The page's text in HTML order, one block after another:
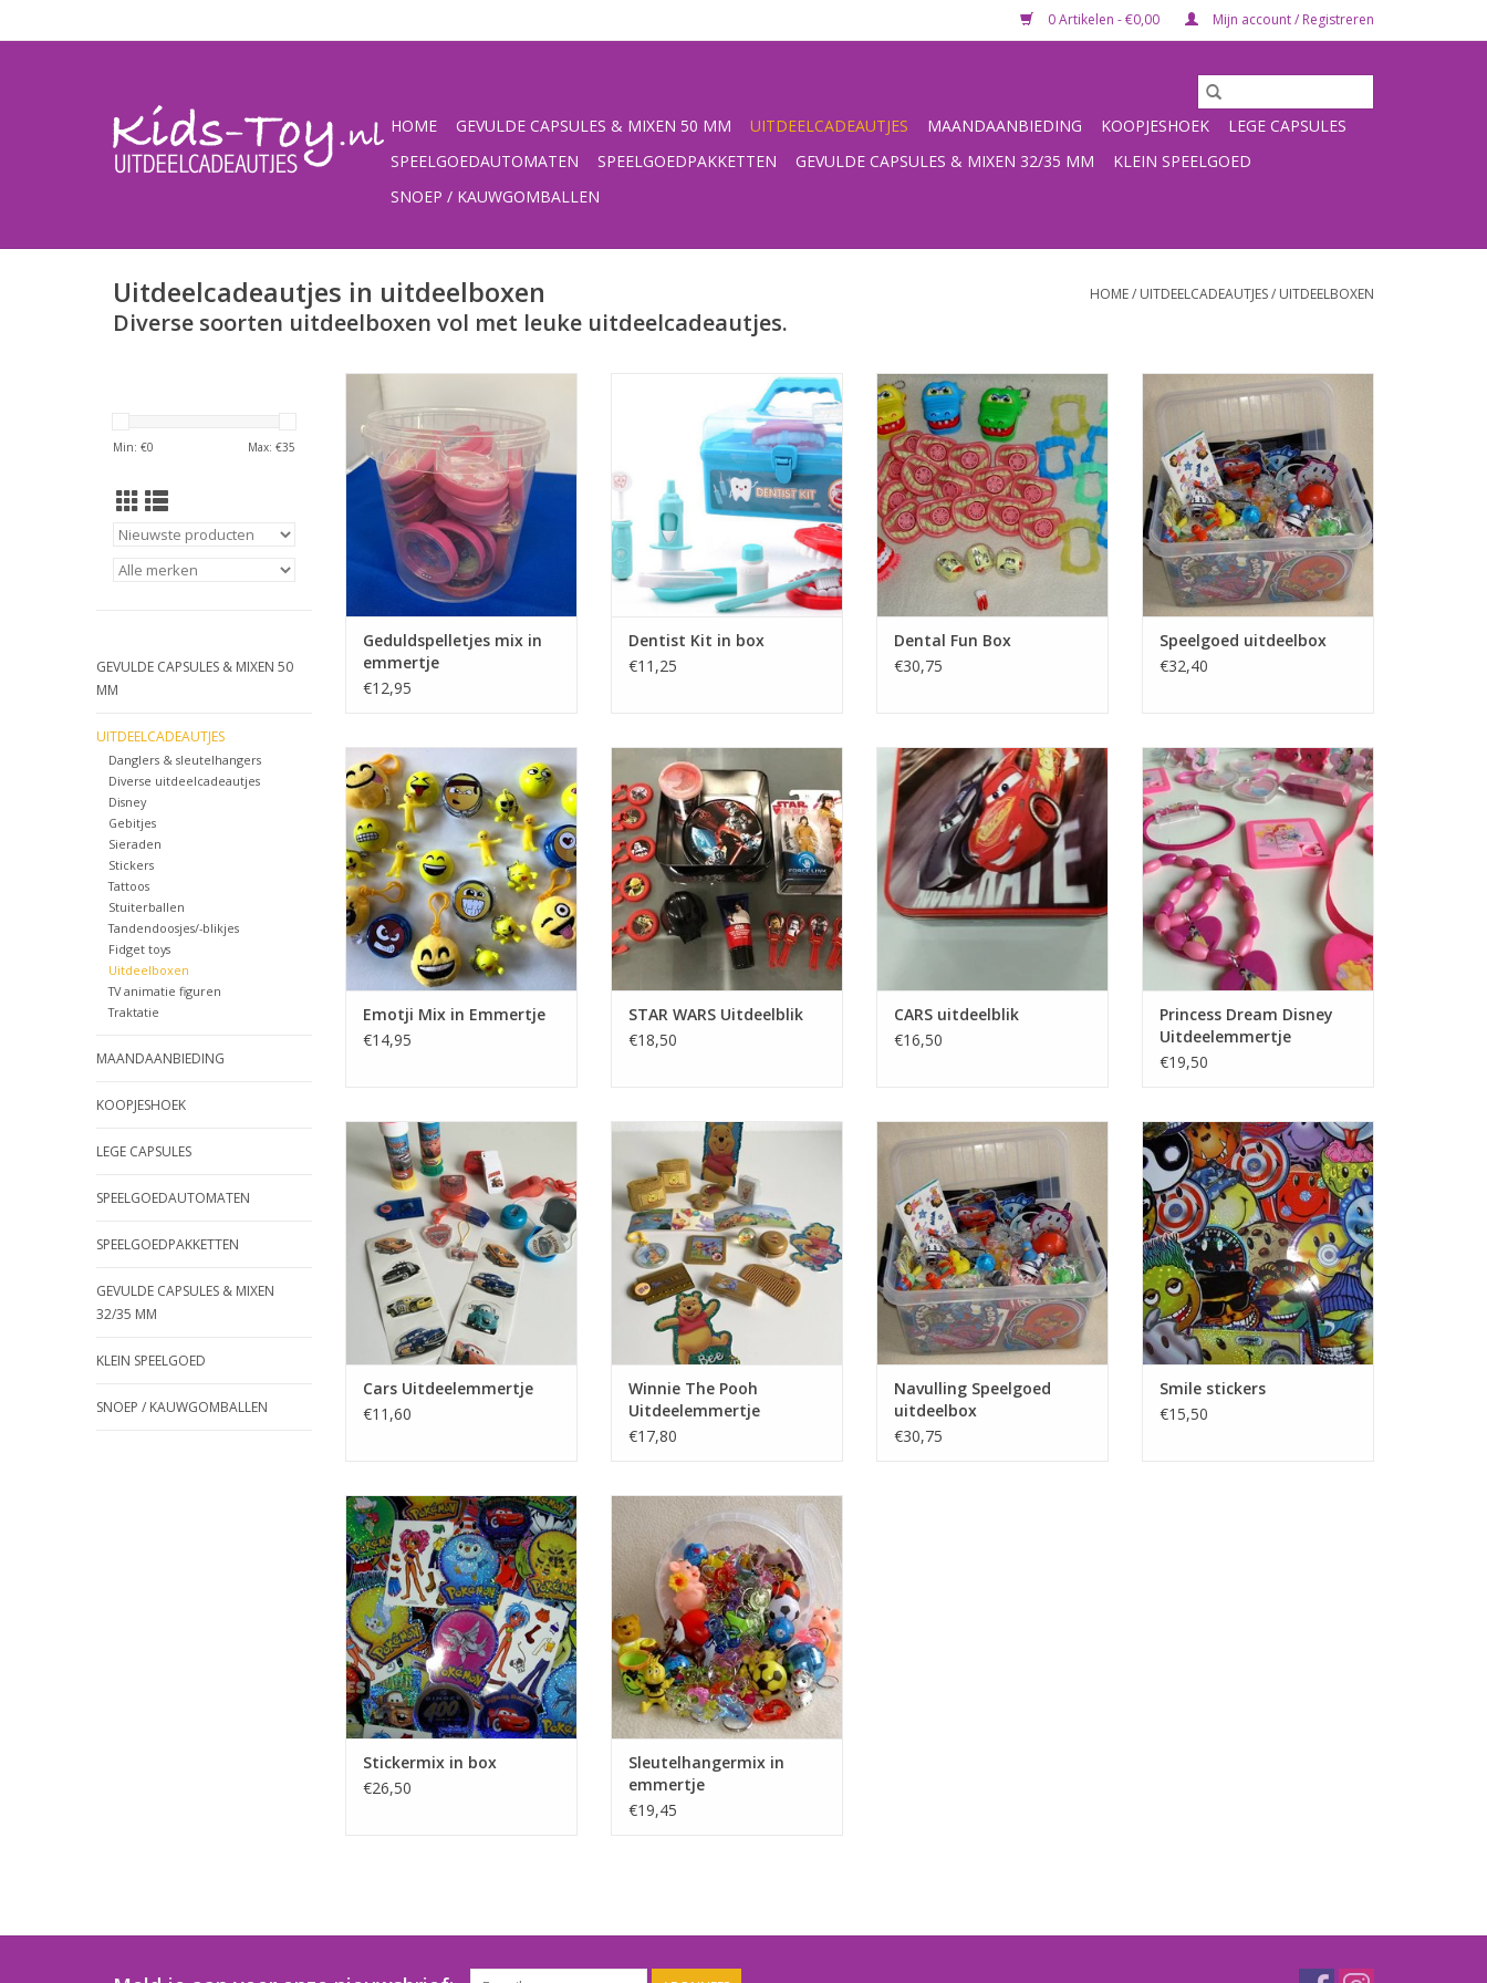
0 Artikelen - €0,00 Mijn account / Registreren
HOME GEVULDE CAPSULES & MIXEN 50 MM UITDEELCADEAUTJES MAANDAANBIEDING KOOPJESHOEK
LEGE CAPSULES
SPEELGOEDAUTOMATEN
SPEELGOEDPAKKETTEN GEVULDE CAPSULES & MIXEN 32/35 MM
KLEIN SPEELGOED
SNOEP / KAUWGOMBALLEN
Uitdeelcadeautjes in uitdeelboxen HOME/ UITDEELCADEAUTJES/ UITDEELBOXEN
Diverse soorten uitdeelboxen vol met leuke uitdeelcadeautjes.
Min: €0 Max: €35
GEVULDE CAPSULES & MIXEN 50
MM
UITDEELCADEAUTJES
Danglers & sleutelhangers
Diverse uitdeelcadeautjes
Disney
Gebitjes
Sieraden
Stickers
Tattoos
Stuiterballen
Tandendoosjes/-blikjes
Fidget toys
Uitdeelboxen
TV animatie figuren
Traktatie
MAANDAANBIEDING
KOOPJESHOEK
LEGE CAPSULES
SPEELGOEDAUTOMATEN
SPEELGOEDPAKKETTEN
GEVULDE CAPSULES & MIXEN
32/35 MM
KLEIN SPEELGOED
SNOEP / KAUWGOMBALLEN
Geduldspelletjes mix in emmertje
TOEVOEGEN AAN WINKELWAGEN
Geduldspelletjes mix in
emmertje
€12,95
voor de kleine tandarts in spe,
een uitgebreide ,,tandarts set,, in
koffer
TOEVOEGEN AAN WINKELWAGEN
Dentist Kit in box
€11,25
Dental Fun Box,
uitdeelcadeautjes speciaal voor
tandartsen
TOEVOEGEN AAN WINKELWAGEN
Dental Fun Box
€30,75
Speelgoed uitdeelbox vol
uitdeelcadeautjes
TOEVOEGEN AAN WINKELWAGEN
Speelgoed uitdeelbox
€32,40
Emotji mix in herbruikbaar
emmertje,30 stuks diverse Emotji
artikelen waaronder, Pluche ,
Jojo,s , Stretch man , Pull back , en
sleutelhangers
TOEVOEGEN AAN WINKELWAGEN
Emotji Mix in Emmertje
€14,95
STAR WARS Uitdeelblik
TOEVOEGEN AAN WINKELWAGEN
STAR WARS Uitdeelblik
€18,50
Mooi CARS blik, gevuld met 20
capsules met daarin kleine CARS
auto's uit de gelijknamige CARS
films, plus CARS sticker,
TOEVOEGEN AAN WINKELWAGEN
CARS uitdeelblik
€16,50
Princess Dream Disney
Uitdeelemmertje, gevuld met
stickertjes, gummetjes,
spiegeltjes, sleutelhangertjes,
kammetjes, mini-schuifspelletjes,
haarklemmetjes, kettinkjes,
armbandjes, ringetjes,
elastiekjes,
TOEVOEGEN AAN WINKELWAGEN
Princess Dream Disney
Uitdeelemmertje
€19,50
Cars Uitdeelemmertje: gevuld
met figuurtjes, hangertjes,
stickertjes, polsbandje,
gummetje, mini-kaartspel, Jo-Jo,
sleutelhangertje, liniaal, fluitje,
TOEVOEGEN AAN WINKELWAGEN
Cars Uitdeelemmertje
€11,60
Winnie The Pooh
Uitdeelemmertje: figuurtjes,
hangertjes, stickertjes,
polsbandjes, gummetjes, mini-
kaartspelletjes, stuiterballen,
spiegeltjes, Jo-Jo's,
sleutelhangertjes, liniaaltjes,
kammetjes, mini-schuifspelletje,
TOEVOEGEN AAN WINKELWAGEN
Winnie The Pooh
Uitdeelemmertje
€17,80
Navulling voor de Speelgoed
uitdeelbox
TOEVOEGEN AAN WINKELWAGEN
Navulling Speelgoed
uitdeelbox
€30,75
Smile stickers assortiment
TOEVOEGEN AAN WINKELWAGEN
Smile stickers
€15,50
Sticker Mix in uitdeelbox
TOEVOEGEN AAN WINKELWAGEN
Stickermix in box
€26,50
Sleutelhangermix in
uitdeelemmertje
TOEVOEGEN AAN WINKELWAGEN
Sleutelhangermix in
emmertje
€19,45